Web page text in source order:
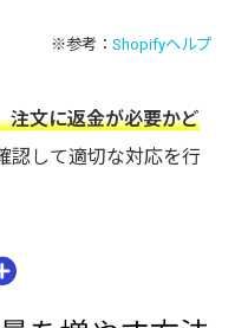
※参考： Shopifyヘルプ
注文に返金が必要かど
認して適切な対応を行